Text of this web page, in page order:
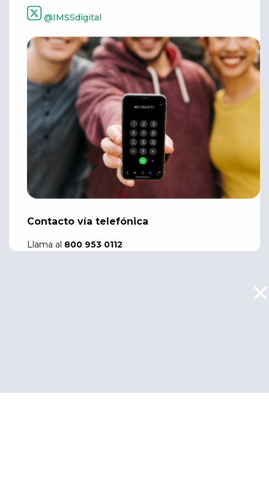
@IMSSdigital
Contacto vía telefónica
Llama al 800 953 0112
×